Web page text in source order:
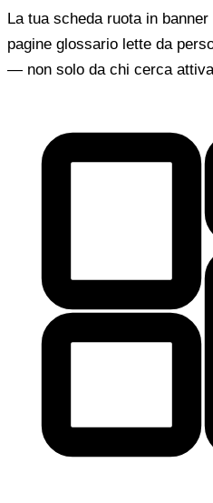
La tua scheda ruota in
pagine glossario lette da
— non solo da chi cerca